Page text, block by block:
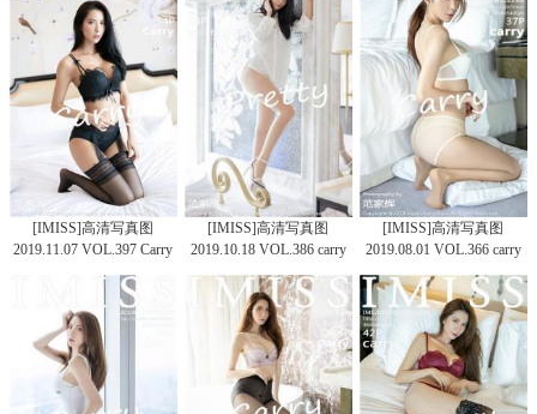
[IMISS]高清写真图
2019.11.07 VOL.397 Carry
[IMISS]高清写真图
2019.10.18 VOL.386 carry
[IMISS]高清写真图
2019.08.01 VOL.366 carry